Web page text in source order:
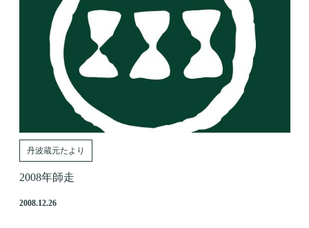
丹波蔵元たより
2008年師走
2008.12.26